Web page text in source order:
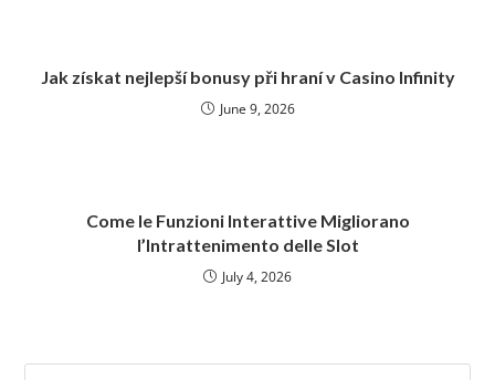
Jak získat nejlepší bonusy při hraní v Casino Infinity
June 9, 2026
Come le Funzioni Interattive Migliorano
l’Intrattenimento delle Slot
July 4, 2026